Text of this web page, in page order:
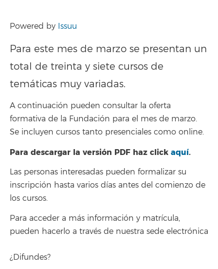
Powered by Issuu
Para este mes de marzo se presentan un
total de treinta y siete cursos de
temáticas muy variadas.
A continuación pueden consultar la oferta
formativa de la Fundación para el mes de marzo.
Se incluyen cursos tanto presenciales como online.
Para descargar la versión PDF haz click aquí.
Las personas interesadas pueden formalizar su
inscripción hasta varios días antes del comienzo de
los cursos.
Para acceder a más información y matrícula,
pueden hacerlo a través de nuestra sede electrónica
¿Difundes?